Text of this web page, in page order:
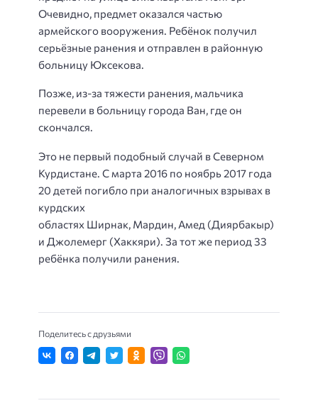
Очевидно, предмет оказался частью
армейского вооружения. Ребёнок получил
серьёзные ранения и отправлен в районную
больницу Юксекова.
Позже, из-за тяжести ранения, мальчика
перевели в больницу города Ван, где он
скончался.
Это не первый подобный случай в Северном
Курдистане. С марта 2016 по ноябрь 2017 года
20 детей погибло при аналогичных взрывах в
курдских
областях Ширнак, Мардин, Амед (Диярбакыр)
и Джолемерг (Хаккяри). За тот же период 33
ребёнка получили ранения.
Поделитесь с друзьями